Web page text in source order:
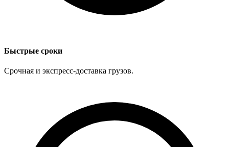
Быстрые сроки
Срочная и экспресс-доставка грузов.